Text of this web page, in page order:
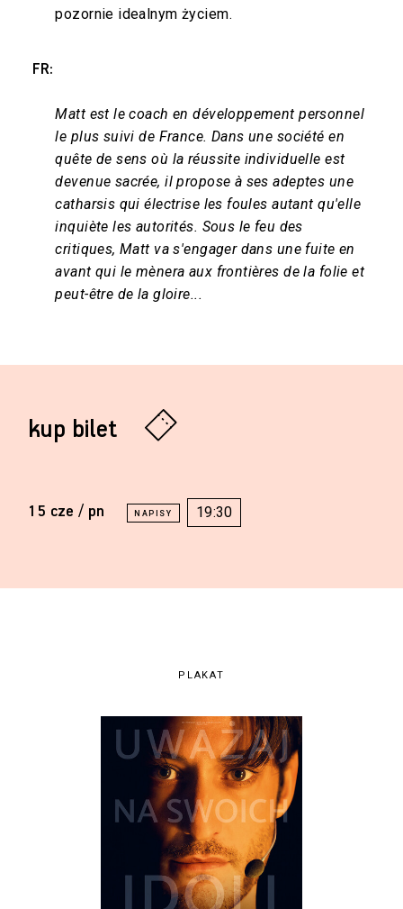
kup bilet
15 cze / pn 19:30
PLAKAT
pozornie idealnym życiem.
FR:
Matt est le coach en développement personnel
le plus suivi de France. Dans une société en
quête de sens où la réussite individuelle est
devenue sacrée, il propose à ses adeptes une
catharsis qui électrise les foules autant qu'elle
inquiète les autorités. Sous le feu des
critiques, Matt va s'engager dans une fuite en
avant qui le mènera aux frontières de la folie et
peut-être de la gloire...